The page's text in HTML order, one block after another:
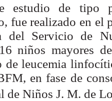
estudio de tipo
fue realizado en el
del Servicio de
niños mayores
de leucemia
en fase de
Niños J. M. de